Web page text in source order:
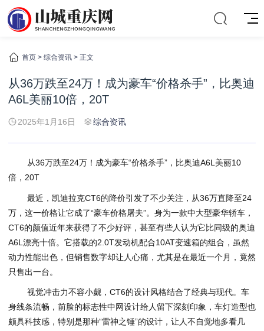
首页 > 综合资讯 > 正文
从36万跌至24万！成为豪车“价格杀手”，比奥迪
A6L美丽10倍，20T
2025年1月16日 综合资讯
从36万跌至24万！成为豪车“价格杀手”，比奥迪A6L美丽10
倍，20T
最近，凯迪拉克CT6的降价引发了不少关注，从36万直降至24
万，这一价格让它成了“豪车价格屠夫”。身为一款中大型豪华轿车，
CT6的颜值近年来获得了不少好评，甚至有些人认为它比同级的奥迪
A6L漂亮十倍。它搭载的2.0T发动机配合10AT变速箱的组合，虽然
动力性能出色，但销售数字却让人心痛，尤其是在最近一个月，竟然
只售出一台。
视觉冲击力不容小觑，CT6的设计风格结合了经典与现代。车
身线条流畅，前脸的标志性中网设计给人留下深刻印象，车灯造型也
颇具科技感，特别是那种“雷神之锤”的设计，让人不自觉地多看几